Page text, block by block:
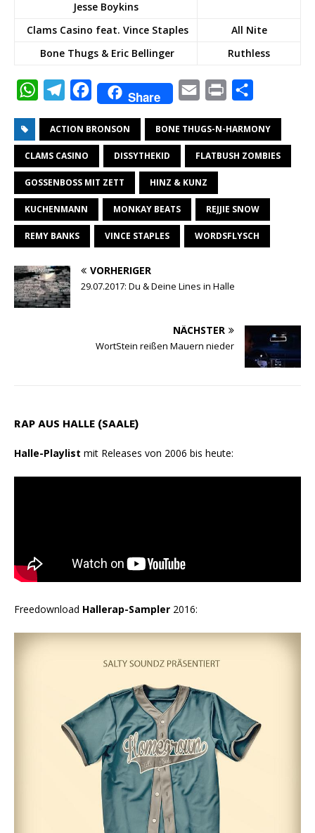
Jesse Boykins
Clams Casino feat. Vince Staples
All Nite
Bone Thugs & Eric Bellinger
Ruthless
W
t
s
A
p
p
l
e
g
r
a
m
c
b
o
Share
a
i
l
i
n
i
l
n
ACTION BRONSON BONE THUGS-N-HARMONY
CLAMS CASINO DISSYTHEKID FLATBUSH ZOMBIES
GOSSENBOSS MIT ZETT HINZ & KUNZ
KUCHENMANN MONKAY BEATS REJJIE SNOW
REMY BANKS VINCE STAPLES WORDSFLYSCH
VORHERIGER
29.07.2017: Du & Deine Lines in Halle
NÄCHSTER
WortStein reißen Mauern nieder
RAP AUS HALLE (SAALE)
Halle-Playlist mit Releases von 2006 bis heute:
Freedownload Hallerap-Sampler 2016: